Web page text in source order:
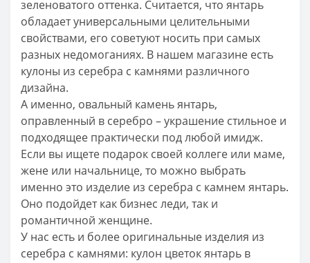
зеленоватого оттенка. Считается, что янтарь
обладает универсальными целительными
свойствами, его советуют носить при самых
разных недомоганиях. В нашем магазине есть
кулоны из серебра с камнями различного
дизайна.
А именно, овальный камень янтарь,
оправленный в серебро – украшение стильное и
подходящее практически под любой имидж.
Если вы ищете подарок своей коллеге или маме,
жене или начальнице, то можно выбрать
именно это изделие из серебра с камнем янтарь.
Оно подойдет как бизнес леди, так и
романтичной женщине.
У нас есть и более оригинальные изделия из
серебра с камнями: кулон цветок янтарь в